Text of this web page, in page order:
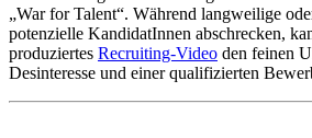
„War for Talent“. Während langweilige
potenzielle KandidatInnen abschrecken,
produziertes Recruiting-Video den feinen
Desinteresse und einer qualifizierten